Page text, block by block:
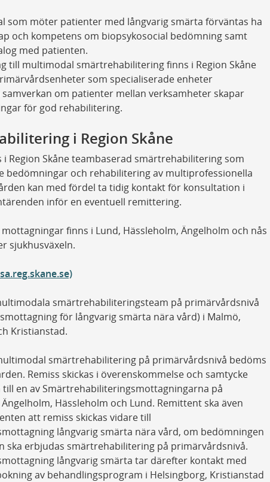
som möter patienter med långvarig smärta förväntas ha
och kompetens om biopsykosocial bedömning samt
med patienten.
till multimodal smärtrehabilitering finns i Region Skåne
som specialiserade enheter
samverkan om patienter mellan verksamheter skapar
för god rehabilitering.
i Region Skåne
i Region Skåne teambaserad smärtrehabilitering som
bedömningar och rehabilitering av multiprofessionella
kan med fördel ta tidig kontakt för konsultation i
inför en eventuell remittering.
mottagningar finns i Lund, Hässleholm, Ängelholm och nås
sjukhusväxeln.
smärtrehabiliteringsteam på primärvårdsnivå
för långvarig smärta nära vård) i Malmö,
Kristianstad.
smärtrehabilitering på primärvårdsnivå bedöms
Remiss skickas i överenskommelse och samtycke
en av Smärtrehabiliteringsmottagningarna på
Hässleholm och Lund. Remittent ska även
att remiss skickas vidare till
långvarig smärta nära vård, om bedömningen
ska erbjudas smärtrehabilitering på primärvårdsnivå.
långvarig smärta tar därefter kontakt med
av behandlingsprogram i Helsingborg, Kristianstad